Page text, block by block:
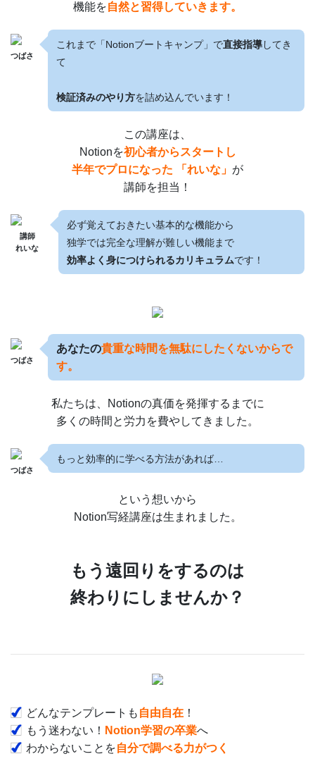
機能を自然と習得していきます。
つばさ
これまで「Notionブートキャンプ」で直接指導してき
て
検証済みのやり方を詰め込んでいます！
この講座は、
Notionを初心者からスタートし
半年でプロになった 「れいな」 が
講師を担当！
講師
れいな
必ず覚えておきたい基本的な機能から
独学では完全な理解が難しい機能まで
効率よく身につけられるカリキュラムです！
つばさ
あなたの貴重な時間を無駄にしたくないからで
す。
私たちは、Notionの真価を発揮するまでに
多くの時間と労力を費やしてきました。
つばさ
もっと効率的に学べる方法があれば…
という想いから
Notion写経講座は生まれました。
もう遠回りをするのは
終わりにしませんか？
どんなテンプレートも 自由自在 ！
もう迷わない！ Notion学習の卒業へ
わからないことを自分で調べる力がつく